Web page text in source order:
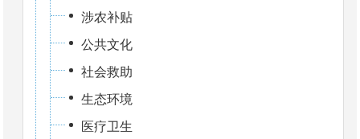
涉农补贴
公共文化
社会救助
生态环境
医疗卫生